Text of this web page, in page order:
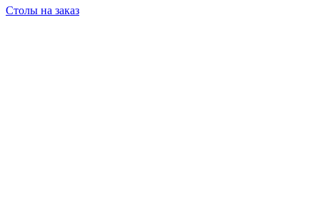
Столы на заказ